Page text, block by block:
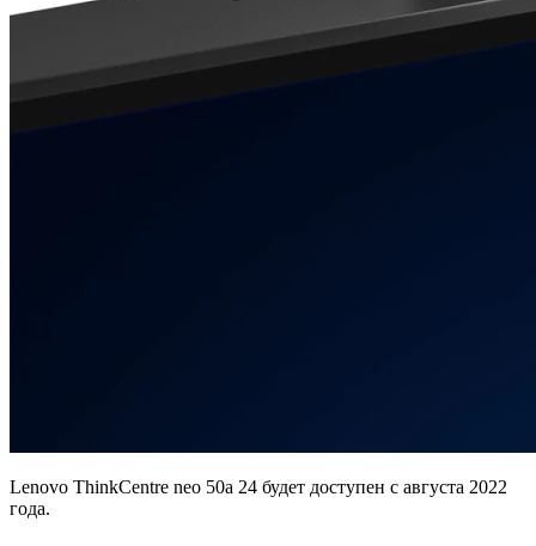
Lenovo ThinkCentre neo 50a 24 будет доступен с августа 2022
года.